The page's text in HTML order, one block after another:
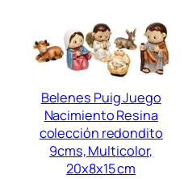
Belenes Puig Juego
Nacimiento Resina
colección redondito
9cms, Multicolor,
20x8x15 cm